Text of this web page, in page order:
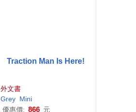
Traction Man Is Here!
外文書
Grey Mini
優惠價: 866 元